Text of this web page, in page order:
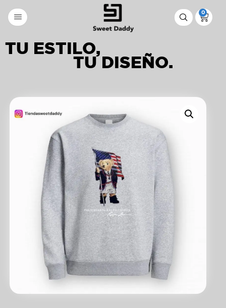
0
TU ESTILO,
TU DISEÑO.